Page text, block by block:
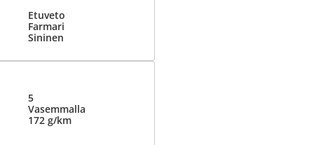
Etuveto
Farmari
Sininen
5
Vasemmalla
172 g/km